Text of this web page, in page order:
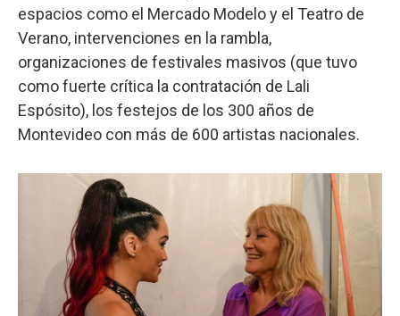
espacios como el Mercado Modelo y el Teatro de
Verano, intervenciones en la rambla,
organizaciones de festivales masivos (que tuvo
como fuerte crítica la contratación de Lali
Espósito), los festejos de los 300 años de
Montevideo con más de 600 artistas nacionales.